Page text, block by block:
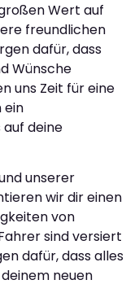
Wert auf
freundlichen
dafür, dass
Wünsche
uns Zeit für eine
ein
deine
unserer
wir dir einen
von
sind versiert
dafür, dass alles
neuen